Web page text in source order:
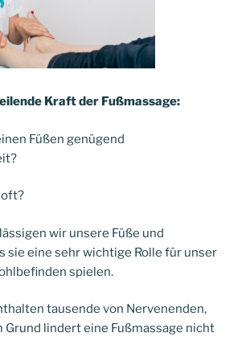
Kraft der Fußmassage:
Füßen genügend
oft?
wir unsere Füße und
sie eine sehr wichtige Rolle für unser
spielen.
tausende von Nervenenden,
Grund lindert eine Fußmassage nicht